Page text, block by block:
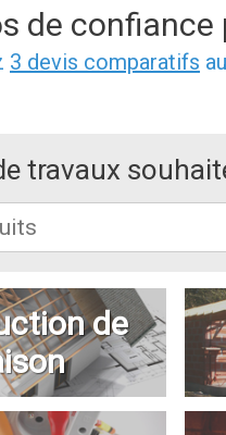
de
3 devis comparatifs
travaux
de